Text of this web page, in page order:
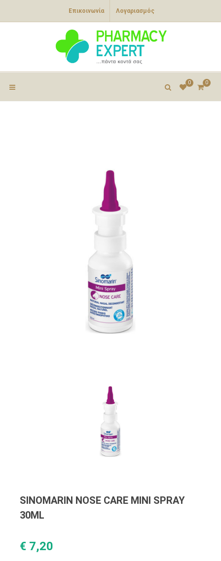
Επικοινωνία Λογαριασμός
0
0
SINOMARIN NOSE CARE MINI SPRAY
30ML
€ 7,20